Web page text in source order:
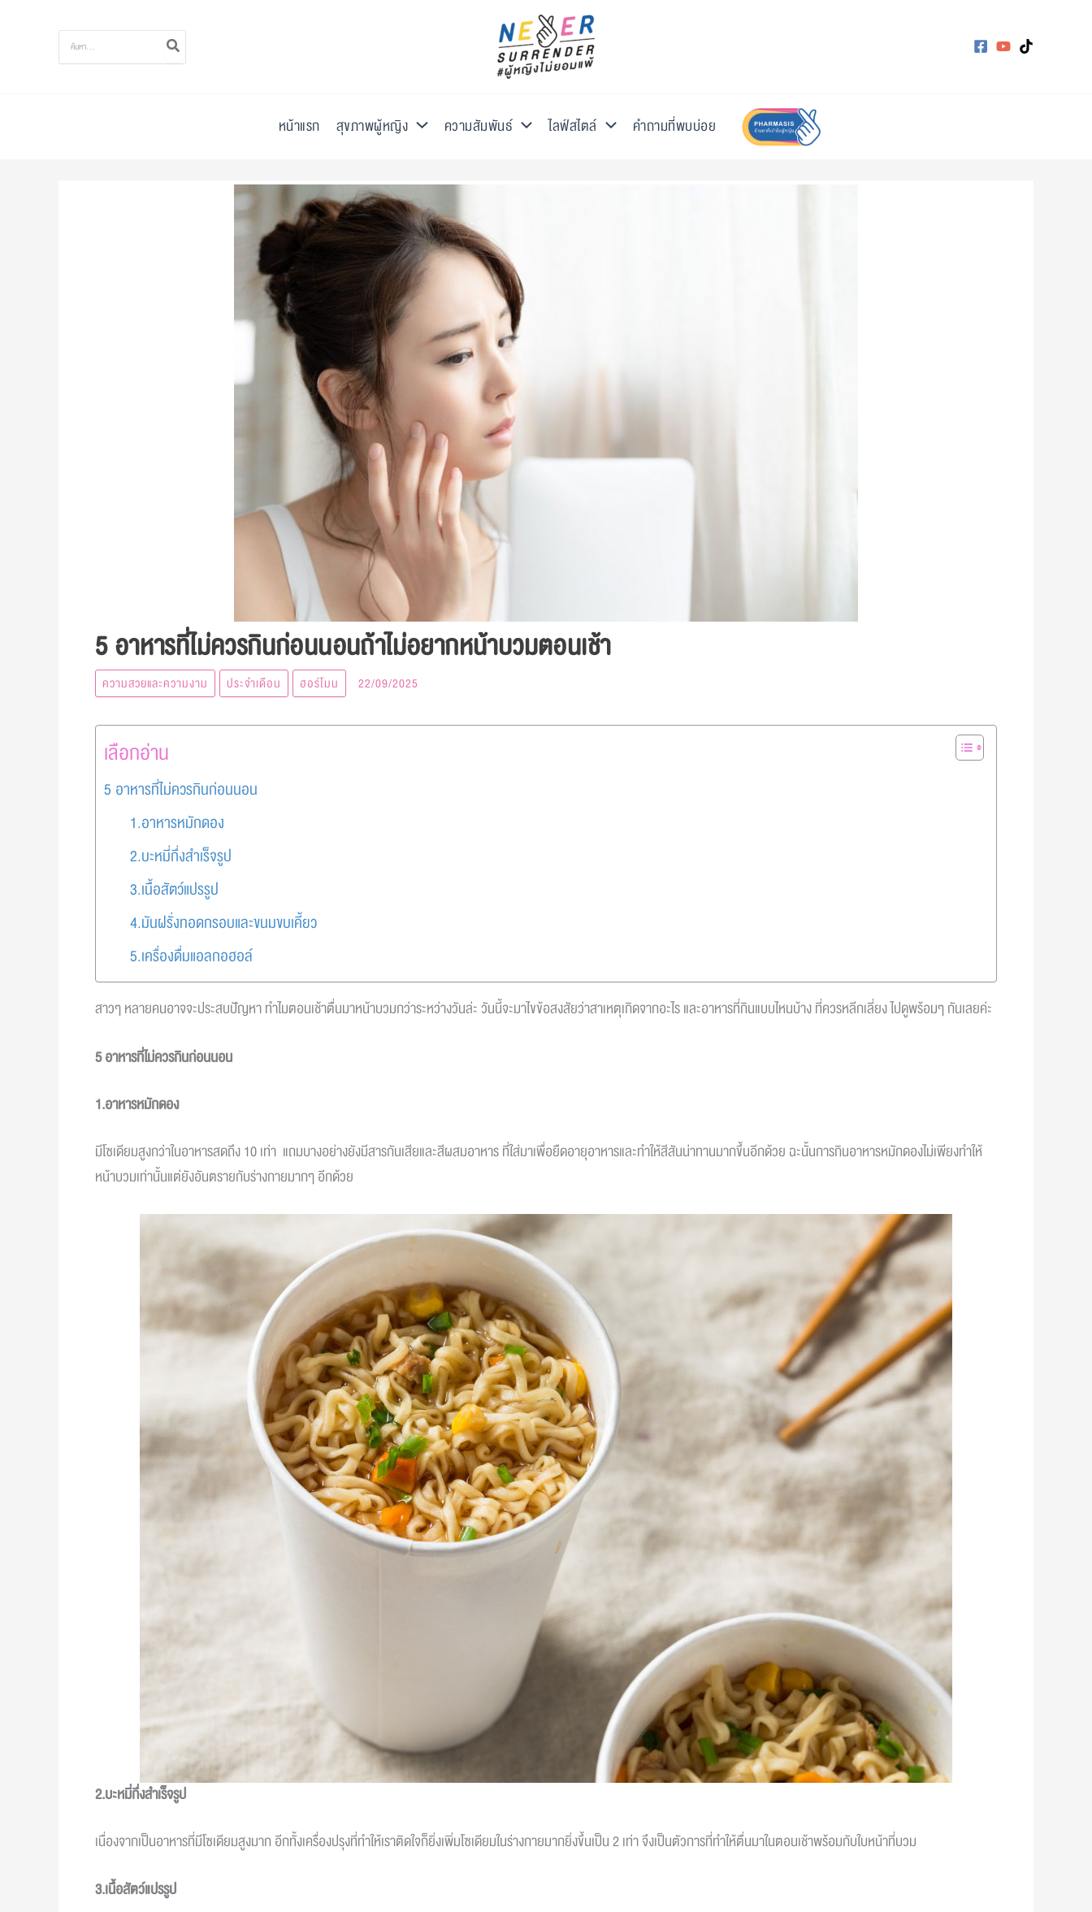
หน้าแรก สุขภาพผู้หญิง ความสัมพันธ์ ไลฟ์สไตล์ คำถามที่พบบ่อย
5 อาหารที่ไม่ควรกินก่อนนอนถ้าไม่อยากหน้าบวมตอนเช้า
ความสวยและความงาม ประจำเดือน ฮอร์โมน 22/09/2025
เลือกอ่าน
5 อาหารที่ไม่ควรกินก่อนนอน
1.อาหารหมักดอง
2.บะหมี่กึ่งสำเร็จรูป
3.เนื้อสัตว์แปรรูป
4.มันฝรั่งทอดกรอบและขนมขบเคี้ยว
5.เครื่องดื่มแอลกอฮอล์
สาวๆ หลายคนอาจจะประสบปัญหา ทำไมตอนเช้าตื่นมาหน้าบวมกว่าระหว่างวันล่ะ วันนี้จะมาไขข้อสงสัยว่าสาเหตุเกิดจากอะไร และอาหารที่กินแบบไหนบ้าง ที่ควรหลีกเลี่ยง ไปดูพร้อมๆ กันเลยค่ะ
5 อาหารที่ไม่ควรกินก่อนนอน
1.อาหารหมักดอง
มีโซเดียมสูงกว่าในอาหารสดถึง 10 เท่า แถมบางอย่างยังมีสารกันเสียและสีผสมอาหาร ที่ใส่มาเพื่อยืดอายุอาหารและทำให้สีสันน่าทานมากขึ้นอีกด้วย ฉะนั้นการกินอาหารหมักดองไม่เพียงทำให้
หน้าบวมเท่านั้นแต่ยังอันตรายกับร่างกายมากๆ อีกด้วย
2.บะหมี่กึ่งสำเร็จรูป
เนื่องจากเป็นอาหารที่มีโซเดียมสูงมาก อีกทั้งเครื่องปรุงที่ทำให้เราติดใจก็ยิ่งเพิ่มโซเดียมในร่างกายมากยิ่งขึ้นเป็น 2 เท่า จึงเป็นตัวการที่ทำให้ตื่นมาในตอนเช้าพร้อมกับใบหน้าที่บวม
3.เนื้อสัตว์แปรรูป